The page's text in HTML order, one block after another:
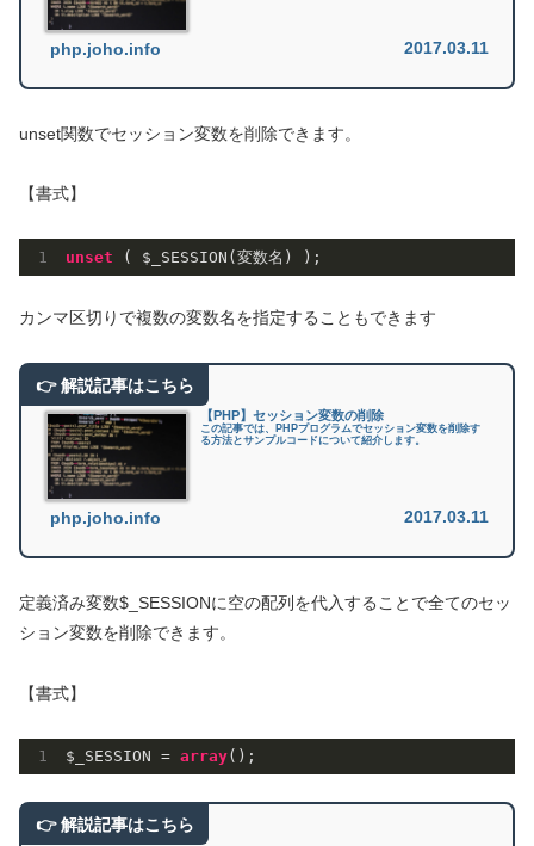
php.joho.info 2017.03.11
unset関数でセッション変数を削除できます。
【書式】
unset
カンマ区切りで複数の変数名を指定することもできます
【PHP】セッション変数の削除
この記事では、PHPプログラムでセッション変数を削除す
る方法とサンプルコードについて紹介します。
php.joho.info 2017.03.11
定義済み変数$_SESSIONに空の配列を代入することで全てのセッ
ション変数を削除できます。
【書式】
$_SESSION = array